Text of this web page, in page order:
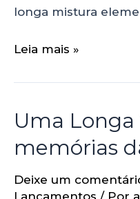
longa mistura
Leia mais »
Uma
memórias
Deixe um